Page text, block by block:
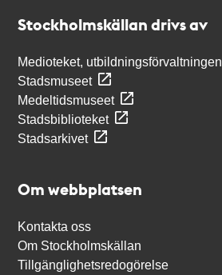
Stockholmskällan drivs av
Medioteket, utbildningsförvaltningen
Stadsmuseet
Medeltidsmuseet
Stadsbiblioteket
Stadsarkivet
Om webbplatsen
Kontakta oss
Om Stockholmskällan
Tillgänglighetsredogörelse